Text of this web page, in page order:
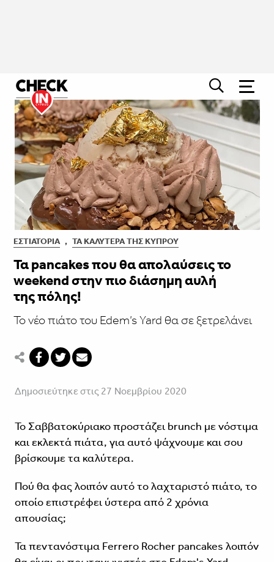
ΕΣΤΙΑΤΌΡΙΑ , ΤΑ ΚΑΛΎΤΕΡΑ ΤΗΣ ΚΎΠΡΟΥ
Τα pancakes ​​​​​​​που θα απολαύσεις το
weekend στην πιο διάσημη αυλή
της πόλης!
Το νέο πιάτο του Edem’s Yard θα σε ξετρελάνει
Δημοσιεύτηκε στις 27 Νοεμβρίου 2020
Το Σαββατοκύριακο προστάζει brunch με νόστιμα
και εκλεκτά πιάτα, για αυτό ψάχνουμε και σου
βρίσκουμε τα καλύτερα.
Πού θα φας λοιπόν αυτό το λαχταριστό πιάτο, το
οποίο επιστρέφει ύστερα από 2 χρόνια
απουσίας;
Τα πεντανόστιμα Ferrero Rocher pancakes λοιπόν